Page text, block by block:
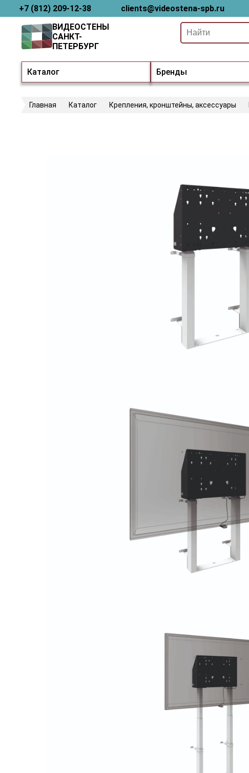
+7 (812) 209-12-38 clients@videostena-spb.ru
Каталог Бренды
ВИДЕОСТЕНЫ
САНКТ-
ПЕТЕРБУРГ
Главная Каталог Крепления, кронштейны, аксессуары